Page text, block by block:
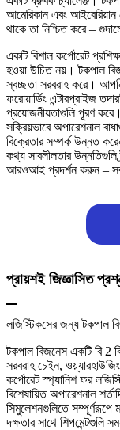
আমেরিকান এবং আইবেরিয়ান
থাকে তা নিশ্চিত করে –
একটি বিশাল কর্পোরেট
হওয়া উচিত নয়। টকপাল
স্বচ্ছতা সরবরাহ করে।
ফরোয়ার্ডিং এন্টারপ্রাইজ
প্রয়োজনীয়তাগুলি পূরণ
সক্রিয়ভাবে অপারেশনাল
বিক্রেতার সম্পর্ক উন্নত
কথ্য সাবলীলতার
আরওআই প্রদর্শন করুন –
প্রায়শই জিজ্ঞাসিত
লজিস্টিকসের জন্য টকপাল
টকপাল বিজনেস একটি বি 2
সরবরাহ চেইন,
কর্পোরেট স্প্যানিশ ফর
বিশেষায়িত অপারেশনাল
সিমুলেশনগুলিতে সম্পূর্ণরূপে
দক্ষতার সাথে শিপমেন্টগুলি